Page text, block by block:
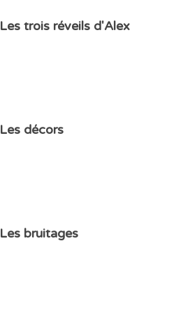
Les trois réveils d'Alex
Les décors
Les bruitages